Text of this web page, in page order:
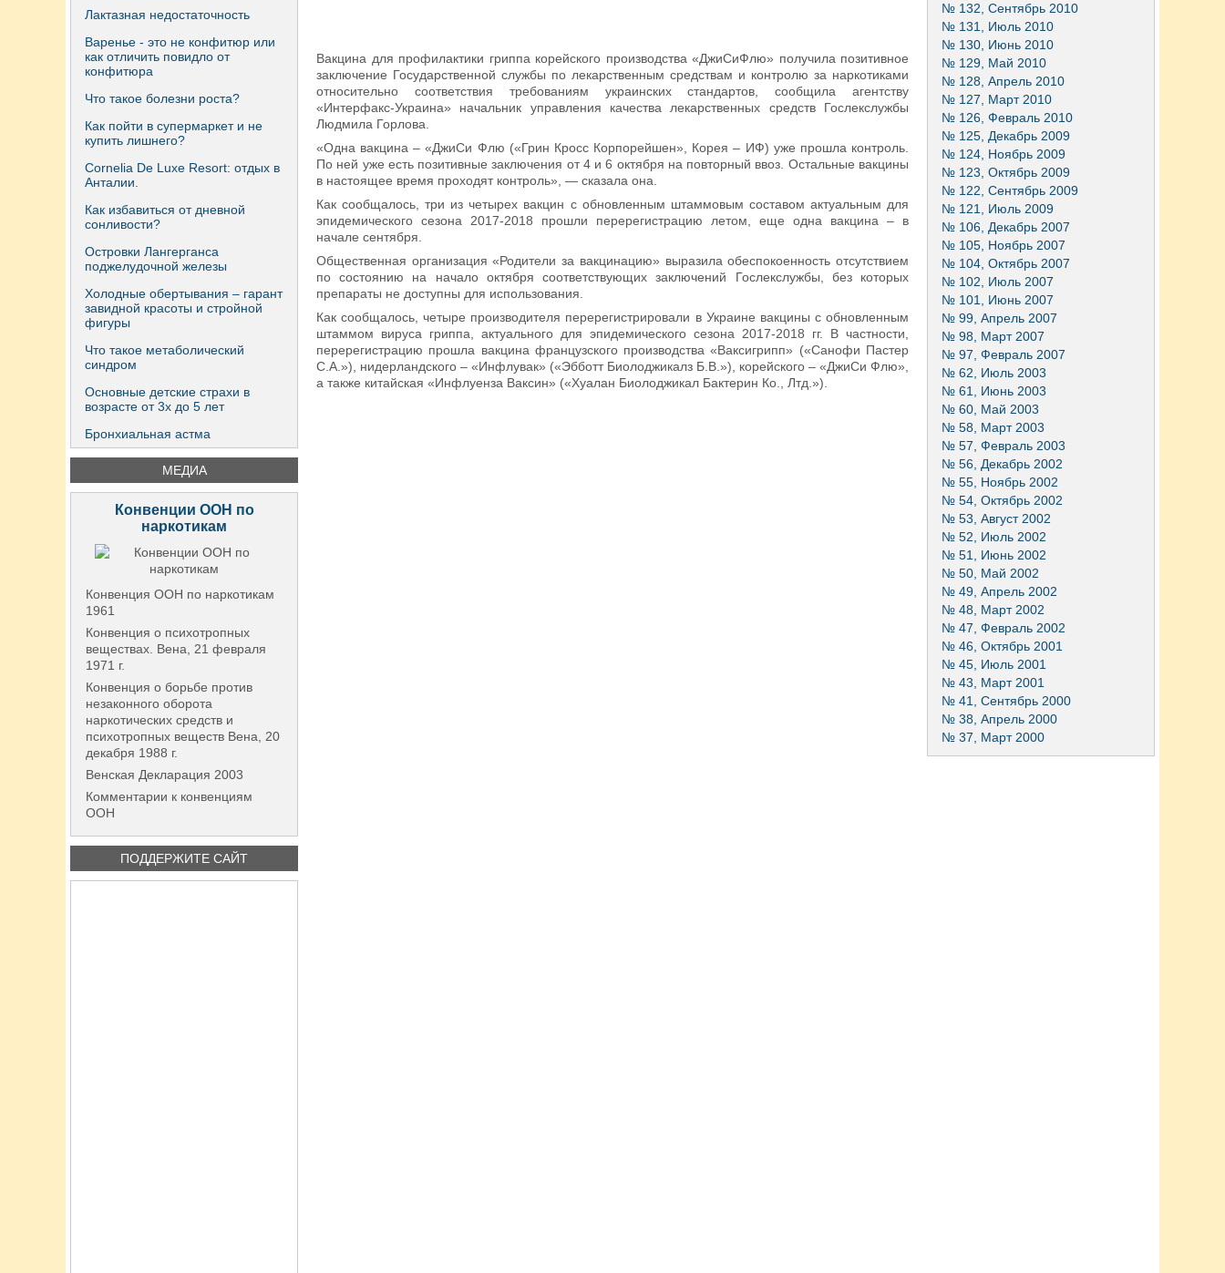
Лактазная недостаточность
Варенье - это не конфитюр или
как отличить повидло от
конфитюра
Что такое болезни роста?
Как пойти в супермаркет и не
купить лишнего?
Сornelia De Luxe Resort: отдых в
Анталии.
Как избавиться от дневной
сонливости?
Островки Лангерганса
поджелудочной железы
Холодные обертывания – гарант
завидной красоты и стройной
фигуры
Что такое метаболический
синдром
Основные детские страхи в
возрасте от 3х до 5 лет
Бронхиальная астма
МЕДИА
Конвенции ООН по
наркотикам
Конвенция ООН по наркотикам
1961
Конвенция о психотропных
веществах. Вена, 21 февраля
1971 г.
Конвенция о борьбе против
незаконного оборота
наркотических средств и
психотропных веществ Вена, 20
декабря 1988 г.
Венская Декларация 2003
Комментарии к конвенциям
ООН
ПОДДЕРЖИТЕ САЙТ
Вакцина для профилактики гриппа корейского производства «ДжиСиФлю» получила позитивное
заключение Государственной службы по лекарственным средствам и контролю за наркотиками
относительно соответствия требованиям украинских стандартов, сообщила агентству
«Интерфакс-Украина» начальник управления качества лекарственных средств Гослекслужбы
Людмила Горлова.
«Одна вакцина – «ДжиСи Флю («Грин Кросс Корпорейшен», Корея – ИФ) уже прошла контроль.
По ней уже есть позитивные заключения от 4 и 6 октября на повторный ввоз. Остальные вакцины
в настоящее время проходят контроль», — сказала она.
Как сообщалось, три из четырех вакцин с обновленным штаммовым составом актуальным для
эпидемического сезона 2017-2018 прошли перерегистрацию летом, еще одна вакцина – в
начале сентября.
Общественная организация «Родители за вакцинацию» выразила обеспокоенность отсутствием
по состоянию на начало октября соответствующих заключений Гослекслужбы, без которых
препараты не доступны для использования.
Как сообщалось, четыре производителя перерегистрировали в Украине вакцины с обновленным
штаммом вируса гриппа, актуального для эпидемического сезона 2017-2018 гг. В частности,
перерегистрацию прошла вакцина французского производства «Ваксигрипп» («Санофи Пастер
С.А.»), нидерландского – «Инфлувак» («Эбботт Биолоджикалз Б.В.»), корейского – «ДжиСи Флю»,
а также китайская «Инфлуенза Ваксин» («Хуалан Биолоджикал Бактерин Ко., Лтд.»).
№ 132, Сентябрь 2010
№ 131, Июль 2010
№ 130, Июнь 2010
№ 129, Май 2010
№ 128, Апрель 2010
№ 127, Март 2010
№ 126, Февраль 2010
№ 125, Декабрь 2009
№ 124, Ноябрь 2009
№ 123, Октябрь 2009
№ 122, Сентябрь 2009
№ 121, Июль 2009
№ 106, Декабрь 2007
№ 105, Ноябрь 2007
№ 104, Октябрь 2007
№ 102, Июль 2007
№ 101, Июнь 2007
№ 99, Апрель 2007
№ 98, Март 2007
№ 97, Февраль 2007
№ 62, Июль 2003
№ 61, Июнь 2003
№ 60, Май 2003
№ 58, Март 2003
№ 57, Февраль 2003
№ 56, Декабрь 2002
№ 55, Ноябрь 2002
№ 54, Октябрь 2002
№ 53, Август 2002
№ 52, Июль 2002
№ 51, Июнь 2002
№ 50, Май 2002
№ 49, Апрель 2002
№ 48, Март 2002
№ 47, Февраль 2002
№ 46, Октябрь 2001
№ 45, Июль 2001
№ 43, Март 2001
№ 41, Сентябрь 2000
№ 38, Апрель 2000
№ 37, Март 2000